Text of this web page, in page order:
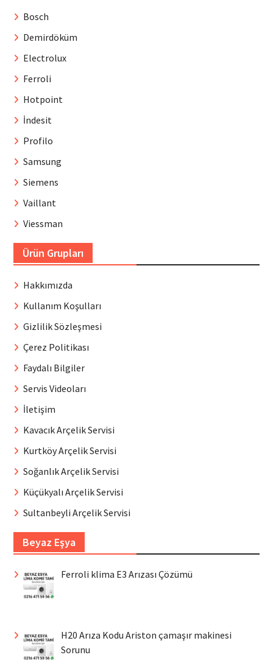
Bosch
Demirdöküm
Electrolux
Ferroli
Hotpoint
İndesit
Profilo
Samsung
Siemens
Vaillant
Viessman
Ürün Grupları
Hakkımızda
Kullanım Koşulları
Gizlilik Sözleşmesi
Çerez Politikası
Faydalı Bilgiler
Servis Videoları
İletişim
Kavacık Arçelik Servisi
Kurtköy Arçelik Servisi
Soğanlık Arçelik Servisi
Küçükyalı Arçelik Servisi
Sultanbeyli Arçelik Servisi
Beyaz Eşya
Ferroli klima E3 Arızası Çözümü
H20 Arıza Kodu Ariston çamaşır makinesi
Sorunu